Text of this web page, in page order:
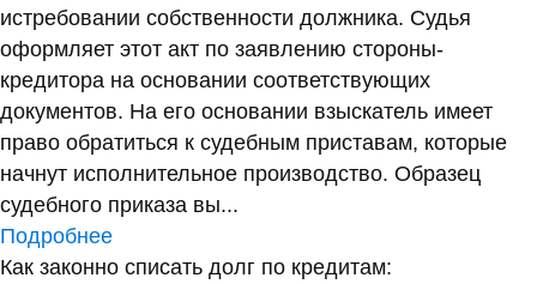
истребовании собственности должника. Судья
оформляет этот акт по заявлению стороны-
кредитора на основании соответствующих
документов. На его основании взыскатель имеет
право обратиться к судебным приставам, которые
начнут исполнительное производство. Образец
судебного приказа вы...
Подробнее
Как законно списать долг по кредитам: